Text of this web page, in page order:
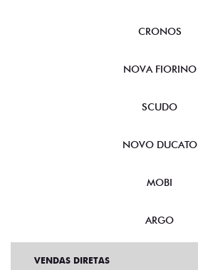
CRONOS
NOVA FIORINO
SCUDO
NOVO DUCATO
MOBI
ARGO
VENDAS DIRETAS